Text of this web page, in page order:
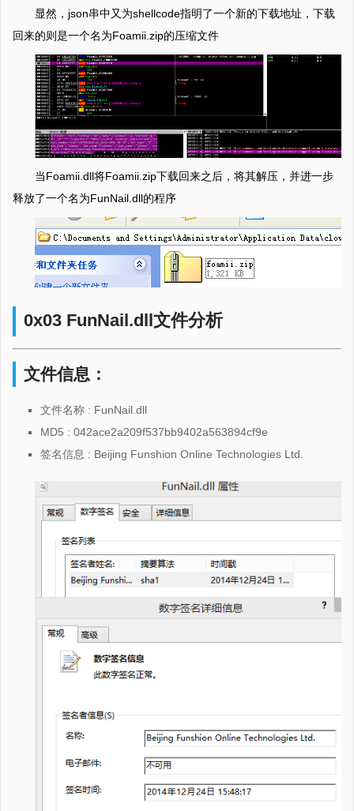
显然，json串中又为shellcode指明了一个新的下载地址，下载
回来的则是一个名为Foamii.zip的压缩文件
当Foamii.dll将Foamii.zip下载回来之后，将其解压，并进一步
释放了一个名为FunNail.dll的程序
0x03 FunNail.dll文件分析
文件信息：
文件名称 : FunNail.dll
MD5 : 042ace2a209f537bb9402a563894cf9e
签名信息 : Beijing Funshion Online Technologies Ltd.